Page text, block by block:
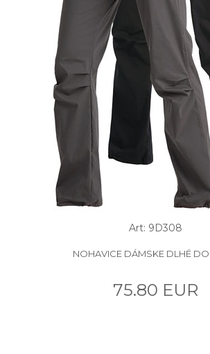
Art: 9D308
NOHAVICE DÁMSKE DLHÉ DO
75.80 EUR